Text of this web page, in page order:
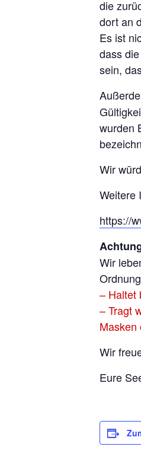
die
dort an
Es ist
dass
sein,
wurden
Wir
Weitere
https://
Wir
– Haltet
– Tragt
Masken
Wir
Eure